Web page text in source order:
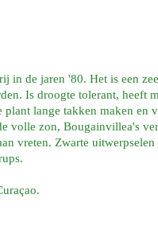
in de jaren '80. Het is een
Is droogte tolerant, heeft
lange takken maken en
volle zon, Bougainvillea's
vreten. Zwarte